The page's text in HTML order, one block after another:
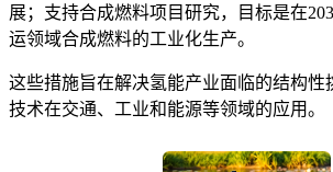
展；支持合成燃料项目研究，目标是在
运领域合成燃料的工业化生产。
这些措施旨在解决氢能产业面临的结构性
技术在交通、工业和能源等领域的应用。